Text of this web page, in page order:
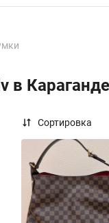
в Караганде
Сортировка